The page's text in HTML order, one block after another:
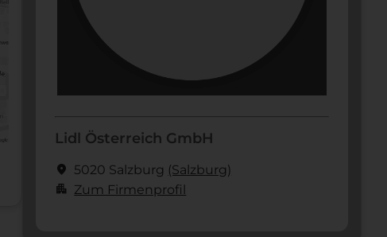
Lidl Österreich GmbH
location_on 5020 Salzburg (Salzburg)
apartment Zum Firmenprofil